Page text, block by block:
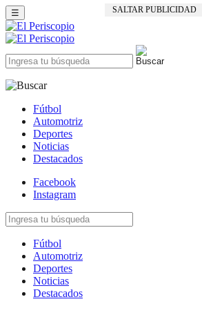
SALTAR PUBLICIDAD
☰
Fútbol
Automotriz
Deportes
Noticias
Destacados
Facebook
Instagram
Fútbol
Automotriz
Deportes
Noticias
Destacados